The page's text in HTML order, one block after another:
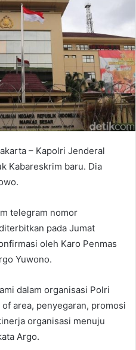
– Kapolri Jenderal
Kabareskrim baru. Dia
telegram nomor
pada Jumat
oleh Karo Penmas
Yuwono.
dalam organisasi Polri
area, penyegaran, promosi
organisasi menuju
Argo.